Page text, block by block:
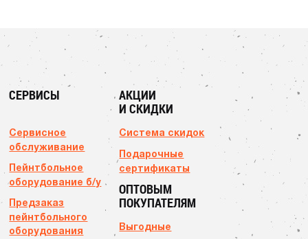
СЕРВИСЫ
Сервисное
обслуживание
Пейнтбольное
оборудование б/у
Предзаказ
пейнтбольного
оборудования
АКЦИИ
И СКИДКИ
Система скидок
Подарочные
сертификаты
ОПТОВЫМ
ПОКУПАТЕЛЯМ
Выгодные